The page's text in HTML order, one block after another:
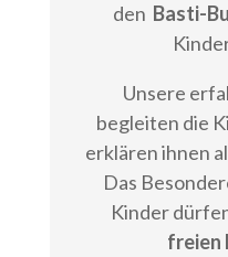
den Basti-
Unsere
begleiten die
erklären ihnen
Das
Kinder
freien